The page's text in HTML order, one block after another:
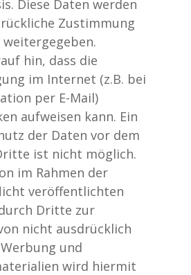
Diese Daten werden
Zustimmung
hin, dass die
im Internet (z.B. bei
per E-Mail)
aufweisen kann. Ein
der Daten vor dem
ist nicht möglich.
im Rahmen der
veröffentlichten
Dritte zur
nicht ausdrücklich
und
wird hiermit